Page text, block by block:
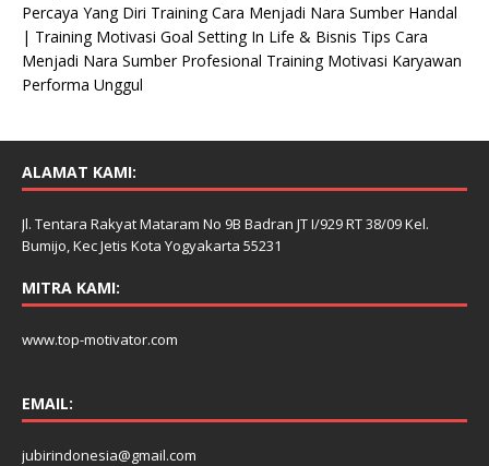
Percaya Yang Diri Training Cara Menjadi Nara Sumber Handal
| Training Motivasi Goal Setting In Life & Bisnis Tips Cara
Menjadi Nara Sumber Profesional Training Motivasi Karyawan
Performa Unggul
ALAMAT KAMI:
Jl. Tentara Rakyat Mataram No 9B Badran JT I/929 RT 38/09 Kel.
Bumijo, Kec Jetis Kota Yogyakarta 55231
MITRA KAMI:
www.top-motivator.com
EMAIL:
jubirindonesia@gmail.com